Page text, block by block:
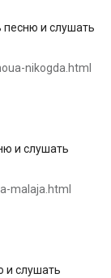
песню и слушать
nikogda.html
и слушать
malaja.html
и слушать